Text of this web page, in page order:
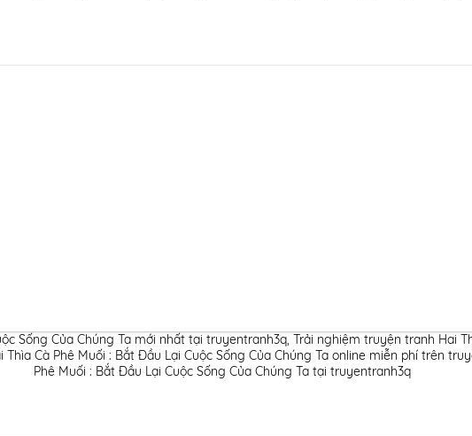
Sống Của Chúng Ta mới nhất tại truyentranh3q, Trải nghiệm truyện tranh Hai
Thìa Cà Phê Muối : Bắt Đầu Lại Cuộc Sống Của Chúng Ta online miễn phí trên
Phê Muối : Bắt Đầu Lại Cuộc Sống Của Chúng Ta tại truyentranh3q